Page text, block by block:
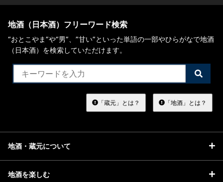
地酒（日本酒）フリーワード検索
“おとこやま”や“男”、”甘い”といった単語の一部やひらがなで地酒
（日本酒）を検索していただけます。
検
索
る
「蔵元」とは？ 「地酒」とは？
地酒・蔵元について
地酒を楽しむ